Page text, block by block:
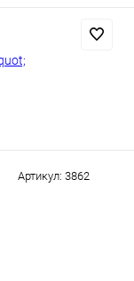
Артикул: 3862